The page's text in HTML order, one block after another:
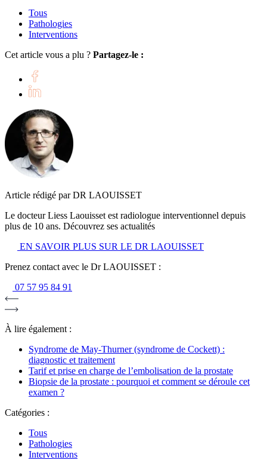
Tous
Pathologies
Interventions
Cet article vous a plu ? Partagez-le :
Article rédigé par DR LAOUISSET
Le docteur Liess Laouisset est radiologue interventionnel depuis
plus de 10 ans. Découvrez ses actualités
EN SAVOIR PLUS SUR LE DR LAOUISSET
Prenez contact avec le Dr LAOUISSET :
07 57 95 84 91
À lire également :
Syndrome de May-Thurner (syndrome de Cockett) :
diagnostic et traitement
Tarif et prise en charge de l’embolisation de la prostate
Biopsie de la prostate : pourquoi et comment se déroule cet
examen ?
Catégories :
Tous
Pathologies
Interventions